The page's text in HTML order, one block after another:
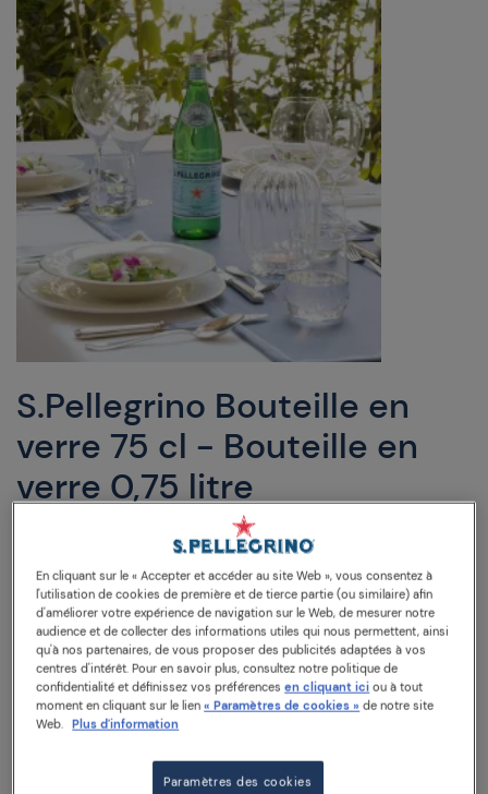
S.Pellegrino Bouteille en
verre 75 cl - Bouteille en
verre 0,75 litre
COMPOSANTS CARACTÉRISTIQUES (MG/L)
CONSEILS
Bouteille en verre de 0,75 litre : taille idéale pour
partager un délicieux repas autour d’une table.
Bouteille en verre 0,75 litre
En cliquant sur le « Accepter et accéder au site Web », vous consentez à
l'utilisation de cookies de première et de tierce partie (ou similaire) afin
d'améliorer votre expérience de navigation sur le Web, de mesurer notre
audience et de collecter des informations utiles qui nous permettent, ainsi
qu'à nos partenaires, de vous proposer des publicités adaptées à vos
centres d'intérêt. Pour en savoir plus, consultez notre politique de
confidentialité et définissez vos préférencesen cliquant ici ou à tout
moment en cliquant sur le lien« Paramètres de cookies » de notre site
Web. Plus d'information
Paramètres des cookies